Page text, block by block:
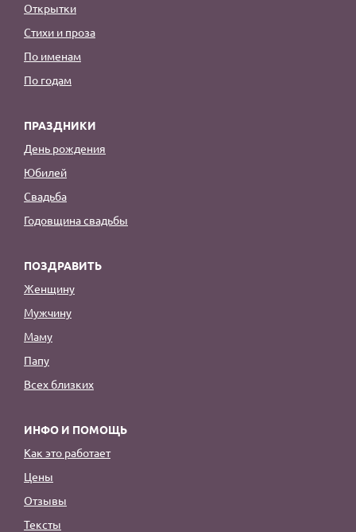
Открытки
Стихи и проза
По именам
По годам
ПРАЗДНИКИ
День рождения
Юбилей
Свадьба
Годовщина свадьбы
ПОЗДРАВИТЬ
Женщину
Мужчину
Маму
Папу
Всех близких
ИНФО И ПОМОЩЬ
Как это работает
Цены
Отзывы
Тексты